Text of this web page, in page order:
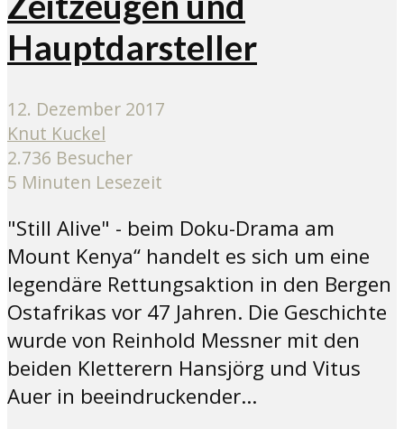
Hauptdarsteller
12. Dezember 2017
Knut Kuckel
2.736 Besucher
5 Minuten Lesezeit
"Still Alive" - beim Doku-Drama am
Mount Kenya“ handelt es sich um eine
legendäre Rettungsaktion in den Bergen
Ostafrikas vor 47 Jahren. Die Geschichte
wurde von Reinhold Messner mit den
beiden Kletterern Hansjörg und Vitus
Auer in beeindruckender...